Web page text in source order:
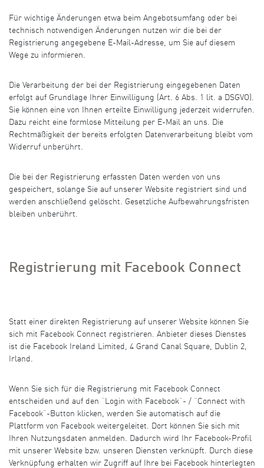
Für wichtige Änderungen etwa beim Angebotsumfang oder bei
technisch notwendigen Änderungen nutzen wir die bei der
Registrierung angegebene E-Mail-Adresse, um Sie auf diesem
Wege zu informieren.
Die Verarbeitung der bei der Registrierung eingegebenen Daten
erfolgt auf Grundlage Ihrer Einwilligung (Art. 6 Abs. 1 lit. a DSGVO).
Sie können eine von Ihnen erteilte Einwilligung jederzeit widerrufen.
Dazu reicht eine formlose Mitteilung per E-Mail an uns. Die
Rechtmäßigkeit der bereits erfolgten Datenverarbeitung bleibt vom
Widerruf unberührt.
Die bei der Registrierung erfassten Daten werden von uns
gespeichert, solange Sie auf unserer Website registriert sind und
werden anschließend gelöscht. Gesetzliche Aufbewahrungsfristen
bleiben unberührt.
Registrierung mit Facebook Connect
Statt einer direkten Registrierung auf unserer Website können Sie
sich mit Facebook Connect registrieren. Anbieter dieses Dienstes
ist die Facebook Ireland Limited, 4 Grand Canal Square, Dublin 2,
Irland.
Wenn Sie sich für die Registrierung mit Facebook Connect
entscheiden und auf den “Login with Facebook”- / “Connect with
Facebook”-Button klicken, werden Sie automatisch auf die
Plattform von Facebook weitergeleitet. Dort können Sie sich mit
Ihren Nutzungsdaten anmelden. Dadurch wird Ihr Facebook-Profil
mit unserer Website bzw. unseren Diensten verknüpft. Durch diese
Verknüpfung erhalten wir Zugriff auf Ihre bei Facebook hinterlegten